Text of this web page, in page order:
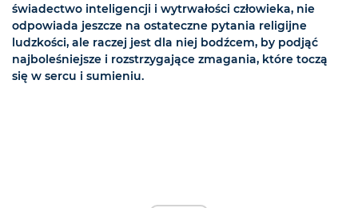
świadectwo inteligencji i wytrwałości człowieka, nie
odpowiada jeszcze na ostateczne pytania religijne
ludzkości, ale raczej jest dla niej bodźcem, by podjąć
najboleśniejsze i rozstrzygające zmagania, które toczą
się w sercu i sumieniu.